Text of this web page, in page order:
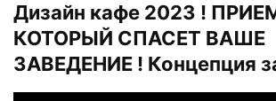
Дизайн кафе 2023 !
КОТОРЫЙ СПАСЕТ ВАШЕ
ЗАВЕДЕНИЕ ! Концепция